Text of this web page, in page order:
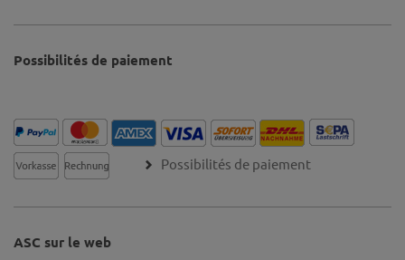
Possibilités de paiement
Possibilités de paiement
ASC sur le web